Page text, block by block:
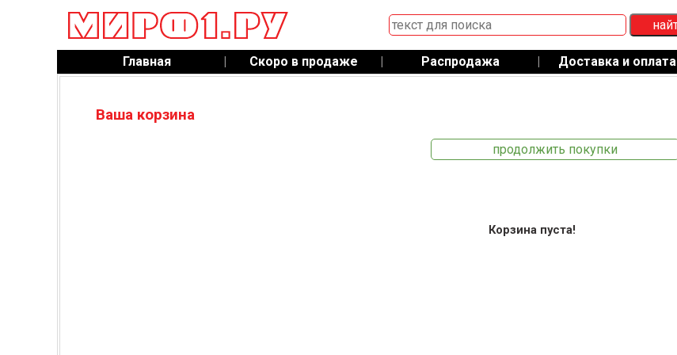
Главная | Скоро в продаже | Распродажа | Доставка и оплата
Ваша корзина
продолжить покупки
Корзина пуста!